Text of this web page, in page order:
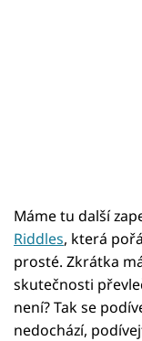
Máme tu další
Riddles, která
prosté. Zkrátka
skutečnosti
není? Tak se
nedochází,